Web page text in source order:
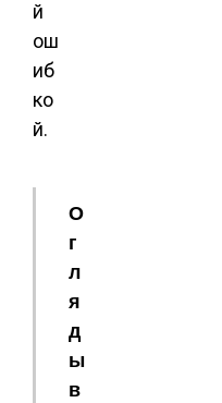
й
ош
иб
ко
й.
О
г
л
я
д
ы
в